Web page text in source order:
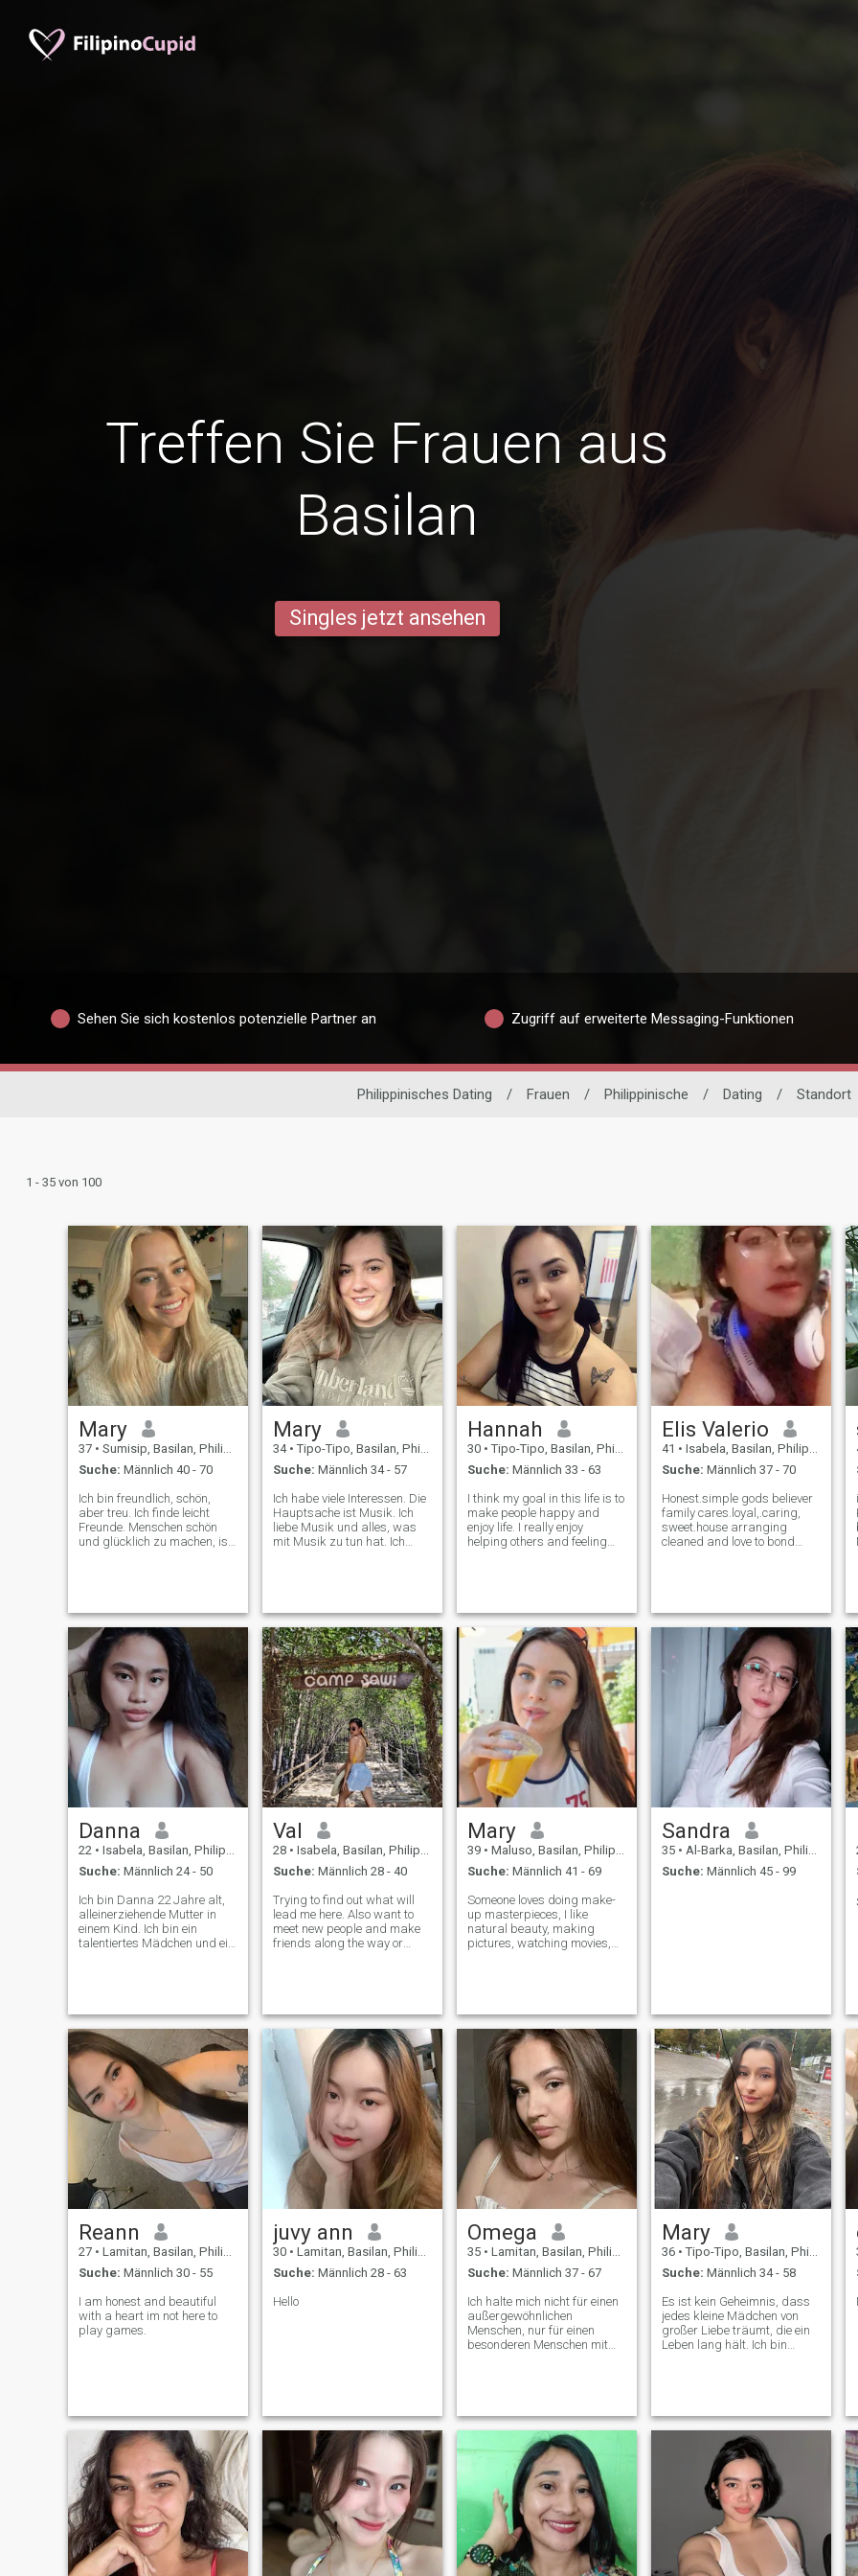
Treffen Sie Frauen aus
Basilan
Singles jetzt ansehen
Sehen Sie sich kostenlos potenzielle Partner an Zugriff auf erweiterte Messaging-Funktionen
Philippinisches Dating / Frauen / Philippinische / Dating / Standort
1 - 35 von 100
Mary
37 • Sumisip, Basilan, Philippinen
Suche: Männlich 40 - 70
Ich bin freundlich, schön,
aber treu. Ich finde leicht
Freunde. Menschen schön
und glücklich zu machen, ist
starke Werte im Leben
haben und eine starke
Familie gründen wollen! Ich
bin mir sicher, dass die
Menschen jeden einzelnen
Moment schätzen sollten! Ich
will eine gute Familie haben.
Ich will als Frau glücklich
sein, und ich will, dass mein
Mann jeden Tag glücklich ist!
Mary
34 • Tipo-Tipo, Basilan, Philippinen
Suche: Männlich 34 - 57
Ich habe viele Interessen. Die
Hauptsache ist Musik. Ich
liebe Musik und alles, was
mit Musik zu tun hat. Ich
und habe viele Länder in
Europa, Asien und Afrika
besucht. Ich mag schöne
Architektur. Ich liebe Theater
und Filme. Ich mache Sport
und liebe Spaziergänge in
der Natur. Ich mag Camping
und Reisen durchs Land.
Willst du mehr über meine
Hobbys erfahren?
Hannah
30 • Tipo-Tipo, Basilan, Philippinen
Suche: Männlich 33 - 63
I think my goal in this life is to
make people happy and
enjoy life. I really enjoy
helping others and feeling
In a relationship, I like to shar
Elis Valerio
41 • Isabela, Basilan, Philippinen
Suche: Männlich 37 - 70
Honest.simple gods believer
family cares.loyal,.caring,
sweet.house arranging
cleaned and love to bond
for my love one 💕💕I love to
be with my lo
Danna
22 • Isabela, Basilan, Philippinen
Suche: Männlich 24 - 50
Ich bin Danna 22 Jahre alt,
alleinerziehende Mutter in
einem Kind. Ich bin ein
talentiertes Mädchen und ein
und entwirft, ich weiß viel
über das Leben und ich bin
der einzige, der meine
Tochter großgezogen hat, als
er 10 Monate alt war
Val
28 • Isabela, Basilan, Philippinen
Suche: Männlich 28 - 40
Trying to find out what will
lead me here. Also want to
meet new people and make
friends along the way or
be loved and also I want to
be on
Mary
39 • Maluso, Basilan, Philippinen
Suche: Männlich 41 - 69
Someone loves doing make-
up masterpieces, I like
natural beauty, making
pictures, watching movies,
connected with it because I
am ravenous to r
Sandra
35 • Al-Barka, Basilan, Philippinen
Suche: Männlich 45 - 99
Reann
27 • Lamitan, Basilan, Philippinen
Suche: Männlich 30 - 55
I am honest and beautiful
with a heart im not here to
play games.
juvy ann
30 • Lamitan, Basilan, Philippinen
Suche: Männlich 28 - 63
Hello
Omega
35 • Lamitan, Basilan, Philippinen
Suche: Männlich 37 - 67
Ich halte mich nicht für einen
außergewöhnlichen
Menschen, nur für einen
besonderen Menschen mit
Mary
36 • Tipo-Tipo, Basilan, Philippinen
Suche: Männlich 34 - 58
Es ist kein Geheimnis, dass
jedes kleine Mädchen von
großer Liebe träumt, die ein
Leben lang hält. Ich bin
existiert und in Wirklichkeit
alles viel prosaischer ist. Ich
glaube, ein Wort
"Seelenverwandter" ist nicht
nur ein schönes Wort. Jede
erfolgreiche Beziehung
erfordert viel Arbeit auf
beiden Seiten, aber Liebe ist
immer ein Teamspiel, und
wenn nur einer auf dem Feld
seinen Arsch abspielt,